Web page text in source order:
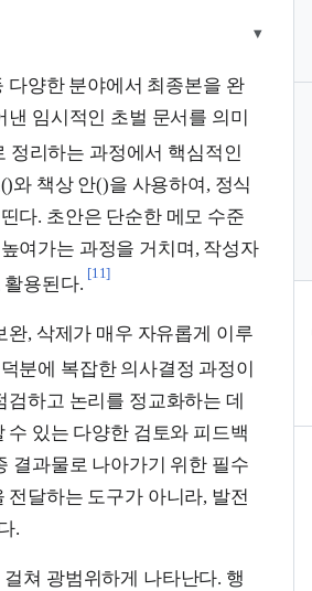
▾
다양한 분야에서 최종본을 완
임시적인 초벌 문서를 의미
정리하는 과정에서 핵심적인
와 책상 안()을 사용하여, 정식
다. 초안은 단순한 메모 수준
여가는 과정을 거치며, 작성자
용된다.
[11]
, 삭제가 매우 자유롭게 이루
분에 복잡한 의사결정 과정이
하고 논리를 정교화하는 데
있는 다양한 검토와 피드백
결과물로 나아가기 위한 필수
달하는 도구가 아니라, 발전
.
쳐 광범위하게 나타난다. 행